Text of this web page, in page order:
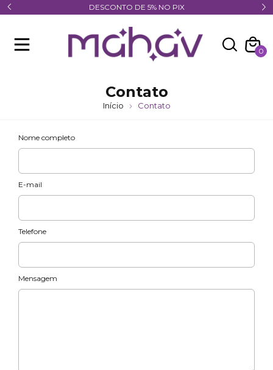
DESCONTO DE 5% NO PIX
0
Contato
Início Contato
Nome completo
E-mail
Telefone
Mensagem